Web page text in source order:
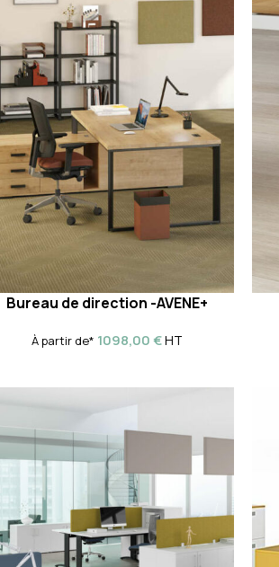
Bureau de direction -AVENE+
À partir de* 1098,00€HT